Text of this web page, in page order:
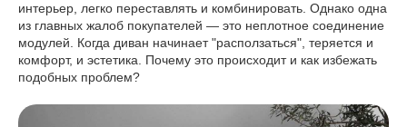
интерьер, легко переставлять и комбинировать. Однако одна
из главных жалоб покупателей — это неплотное соединение
модулей. Когда диван начинает "расползаться", теряется и
комфорт, и эстетика. Почему это происходит и как избежать
подобных проблем?